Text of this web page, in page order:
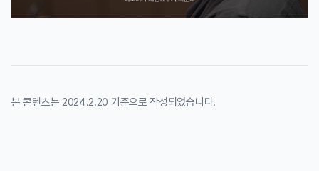
본 콘텐츠는 2024.2.20 기준으로 작성되었습니다.